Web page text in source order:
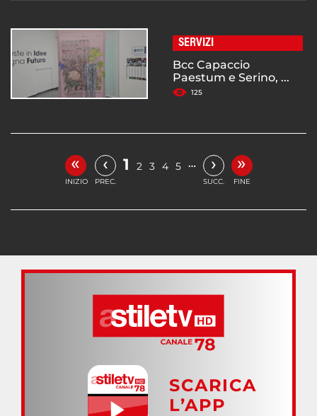
SERVIZI
Bcc Capaccio
Paestum e Serino, ...
125
«
INIZIO
‹
PREC.
1 2 3 4 5 … ›
SUCC.
»
FINE
SCARICA
L’APP